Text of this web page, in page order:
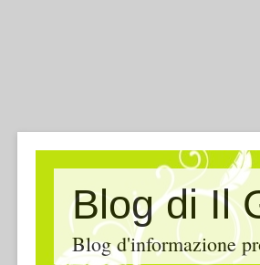
Blog di Il
Blog d'informazione